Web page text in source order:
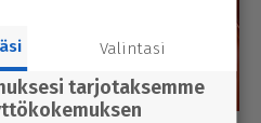
Valintasi
tarjotaksemme